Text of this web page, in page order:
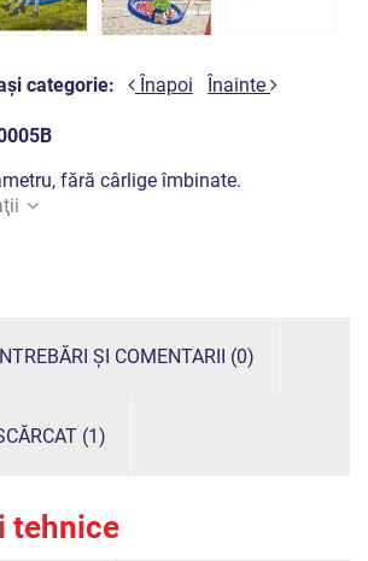
categorie: Înapoi Înainte
fără cârlige îmbinate.
ȘI COMENTARII (0)
(1)
tehnice